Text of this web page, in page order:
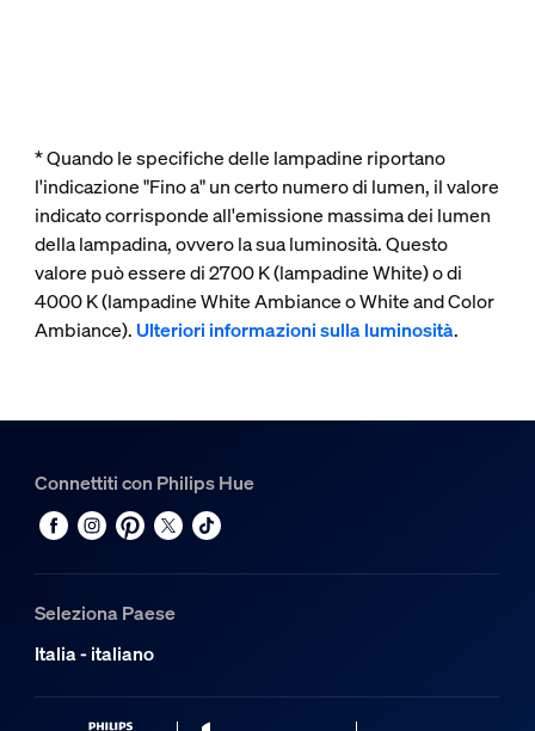
* Quando le specifiche delle lampadine riportano
l'indicazione "Fino a" un certo numero di lumen, il valore
indicato corrisponde all'emissione massima dei lumen
della lampadina, ovvero la sua luminosità. Questo
valore può essere di 2700 K (lampadine White) o di
4000 K (lampadine White Ambiance o White and Color
Ambiance).Ulteriori informazioni sulla luminosità.
Connettiti con Philips Hue
Seleziona Paese
Italia - italiano